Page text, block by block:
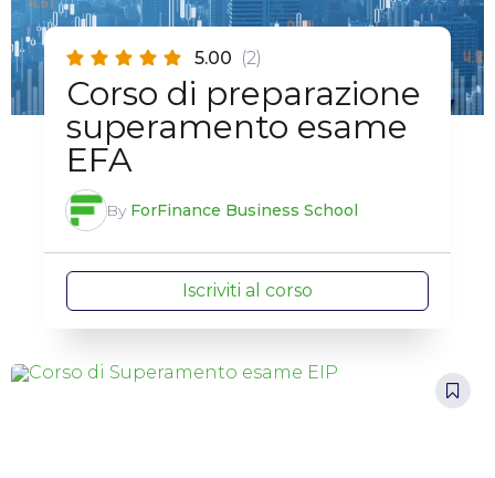
5.00 (2)
Corso di preparazione
superamento esame
EFA
By ForFinance Business School
Iscriviti al corso